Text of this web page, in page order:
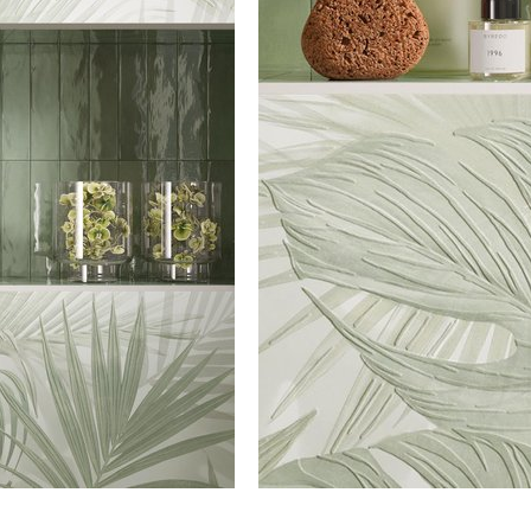
brillanter und satinierter Marmoroptik,
Ein Format,
der
Wir haben die visionärsten Trends des kommenden
Jahres in vier einzigartige Stilrichtungen
zusammengefasst – für alle, die nicht nur einen
Wandbelag, sondern Emotionen suchen.
is of incalculable value
planen das wohnen im
unsere umwelt.
Jedes Projekt beginnt bei
Inspiration, Forschung und
Experimentieren mit neuen
und Materialien.